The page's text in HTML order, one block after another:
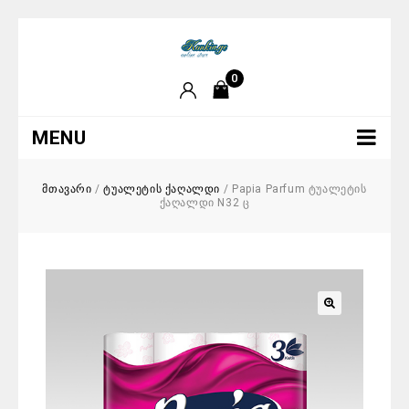
0
MENU
მთავარი /ტუალეტის ქაღალდი / Papia Parfum ტუალეტის
ქაღალდი N32 ც